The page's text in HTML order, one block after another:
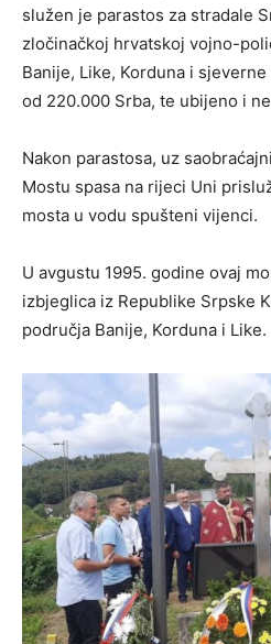
služen je parastos za stradale
zločinačkoj hrvatskoj vojno-
Banije, Like, Korduna i
od 220.000 Srba, te ubijeno i
Nakon parastosa, uz
Mostu spasa na rijeci Uni
mosta u vodu spušteni vijenci.
U avgustu 1995. godine ovaj
izbjeglica iz Republike Srpske
područja Banije, Korduna i Like.